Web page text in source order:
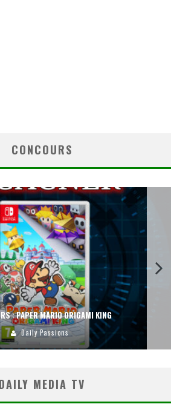
CONCOURS
: PAPER MARIO ORIGAMI KING
Daily Passions
DAILY MEDIA TV